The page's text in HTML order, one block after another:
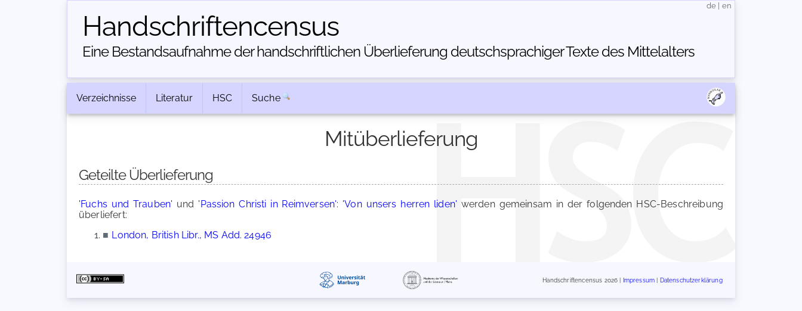
Handschriften­census
Eine Bestandsaufnahme der handschriftlichen Über­lieferung deutschsprachiger Texte des Mittelalters
de en
Verzeichnisse Literatur HSC Suche
Mitüberlieferung
Geteilte Überlieferung
'Fuchs und Trauben' und 'Passion Christi in Reimversen': 'Von unsers herren liden' werden gemeinsam in der folgenden HSC-Beschreibung
überliefert:
■ London, British Libr., MS Add. 24946
Handschriftencensus 2026 | Impressum Datenschutzerklärung